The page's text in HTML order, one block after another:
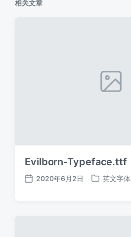
相关文章
Evilborn-Typeface.ttf
发
2020年6月2日
发
英文字体